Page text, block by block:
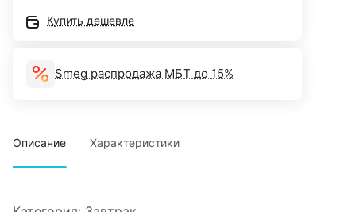
Купить дешевле
Smeg распродажа МБТ до 15%
Описание Характеристики